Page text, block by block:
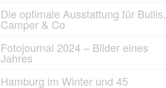
Die optimale Ausstattung für Bullis,
Camper & Co
Fotojournal 2024 – Bilder eines
Jahres
Hamburg im Winter und 45